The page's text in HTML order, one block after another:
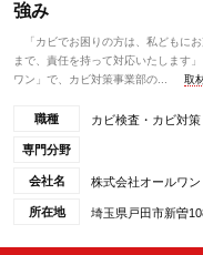
強み
「カビでお困りの方は、私どもに
まで、責任を持って対応いたします
ワン」で、カビ対策事業部の...
取
職種 カビ検査・カビ対策
専門分野
会社名 株式会社オールワン
所在地 埼玉県戸田市新曽